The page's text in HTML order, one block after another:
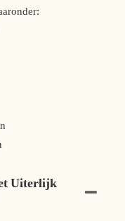
Uiterlijk